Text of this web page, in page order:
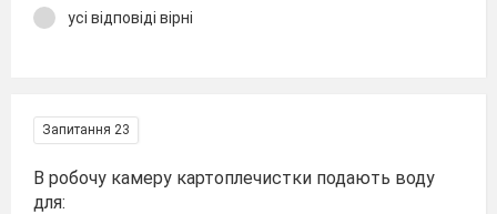
усі відповіді вірні
Запитання 23
В робочу камеру картоплечистки подають воду
для: